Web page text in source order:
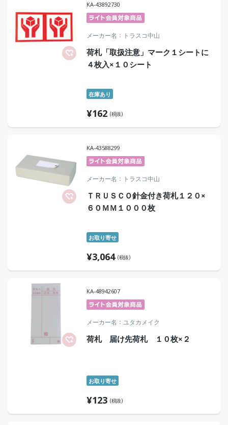
KA-43892730
メーカー名 トラスコ中山
荷札「取扱注意」マーク１シートに
４枚入×１０シート
在庫あり
¥162 (税抜)
KA-43588299
メーカー名 トラスコ中山
ＴＲＵＳＣＯ針金付き荷札１２０×
６０ＭＭ１０００枚
お取り寄せ
¥3,064 (税抜)
KA-48942607
メーカー名 ユタカメイク
荷札 届け先荷札 １０枚×２
お取り寄せ
¥123 (税抜)